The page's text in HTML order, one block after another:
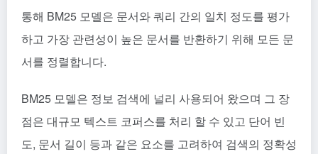
통해 BM25 모델은 문서와 쿼리 간의 일치 정도를 평가
하고 가장 관련성이 높은 문서를 반환하기 위해 모든 문
서를 정렬합니다.
BM25 모델은 정보 검색에 널리 사용되어 왔으며 그 장
점은 대규모 텍스트 코퍼스를 처리 할 수 있고 단어 빈
도, 문서 길이 등과 같은 요소를 고려하여 검색의 정확성